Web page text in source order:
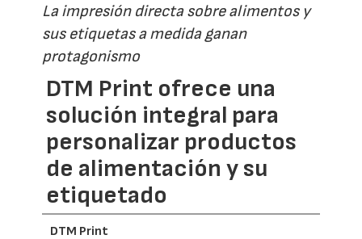
La impresión directa sobre alimentos y
sus etiquetas a medida ganan
protagonismo
DTM Print ofrece una
solución integral para
personalizar productos
de alimentación y su
etiquetado
DTM Print